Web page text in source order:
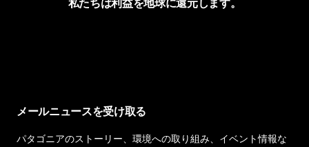
メールニュースを受け取る
パタゴニアのストーリー、環境への取り組み、イベント情報な